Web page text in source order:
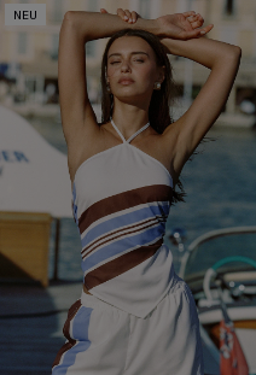
NEU